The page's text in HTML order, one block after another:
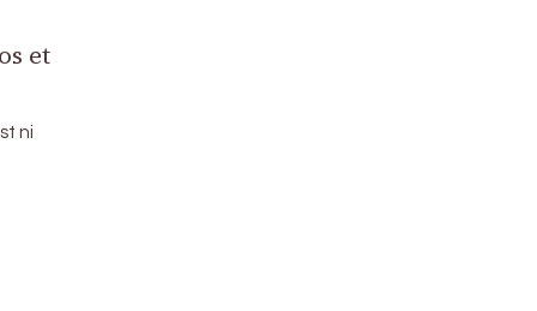
et
ni